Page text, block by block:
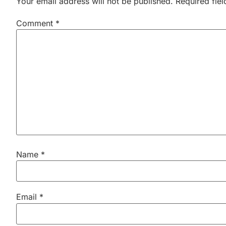
Comment *
Name *
Email *